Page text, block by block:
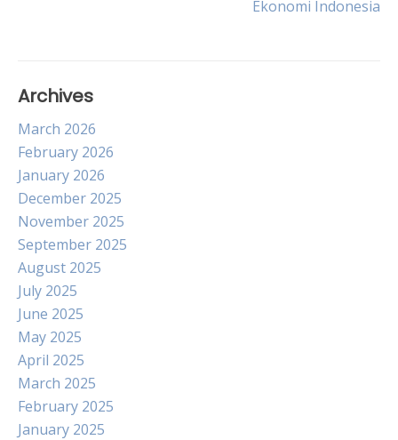
Ekonomi Indonesia
Archives
March 2026
February 2026
January 2026
December 2025
November 2025
September 2025
August 2025
July 2025
June 2025
May 2025
April 2025
March 2025
February 2025
January 2025